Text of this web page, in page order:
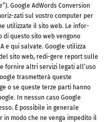
Google AdWords Conversion
zati sul vostro computer per
utilizzate il sito web. Le infor-
di questo sito web vengono
e qui salvate. Google utilizza
sito web, redi-gere report sulle
fornire altri servizi legati all’uso
trasmetterà queste
o se queste terze parti hanno
In nessun caso Google
È possibile in generale
modo che ne venga impedito il